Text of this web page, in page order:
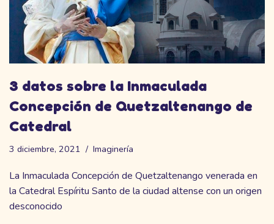
3 datos sobre la Inmaculada
Concepción de Quetzaltenango de
Catedral
3 diciembre, 2021 Imaginería
La Inmaculada Concepción de Quetzaltenango venerada en
la Catedral Espíritu Santo de la ciudad altense con un origen
desconocido